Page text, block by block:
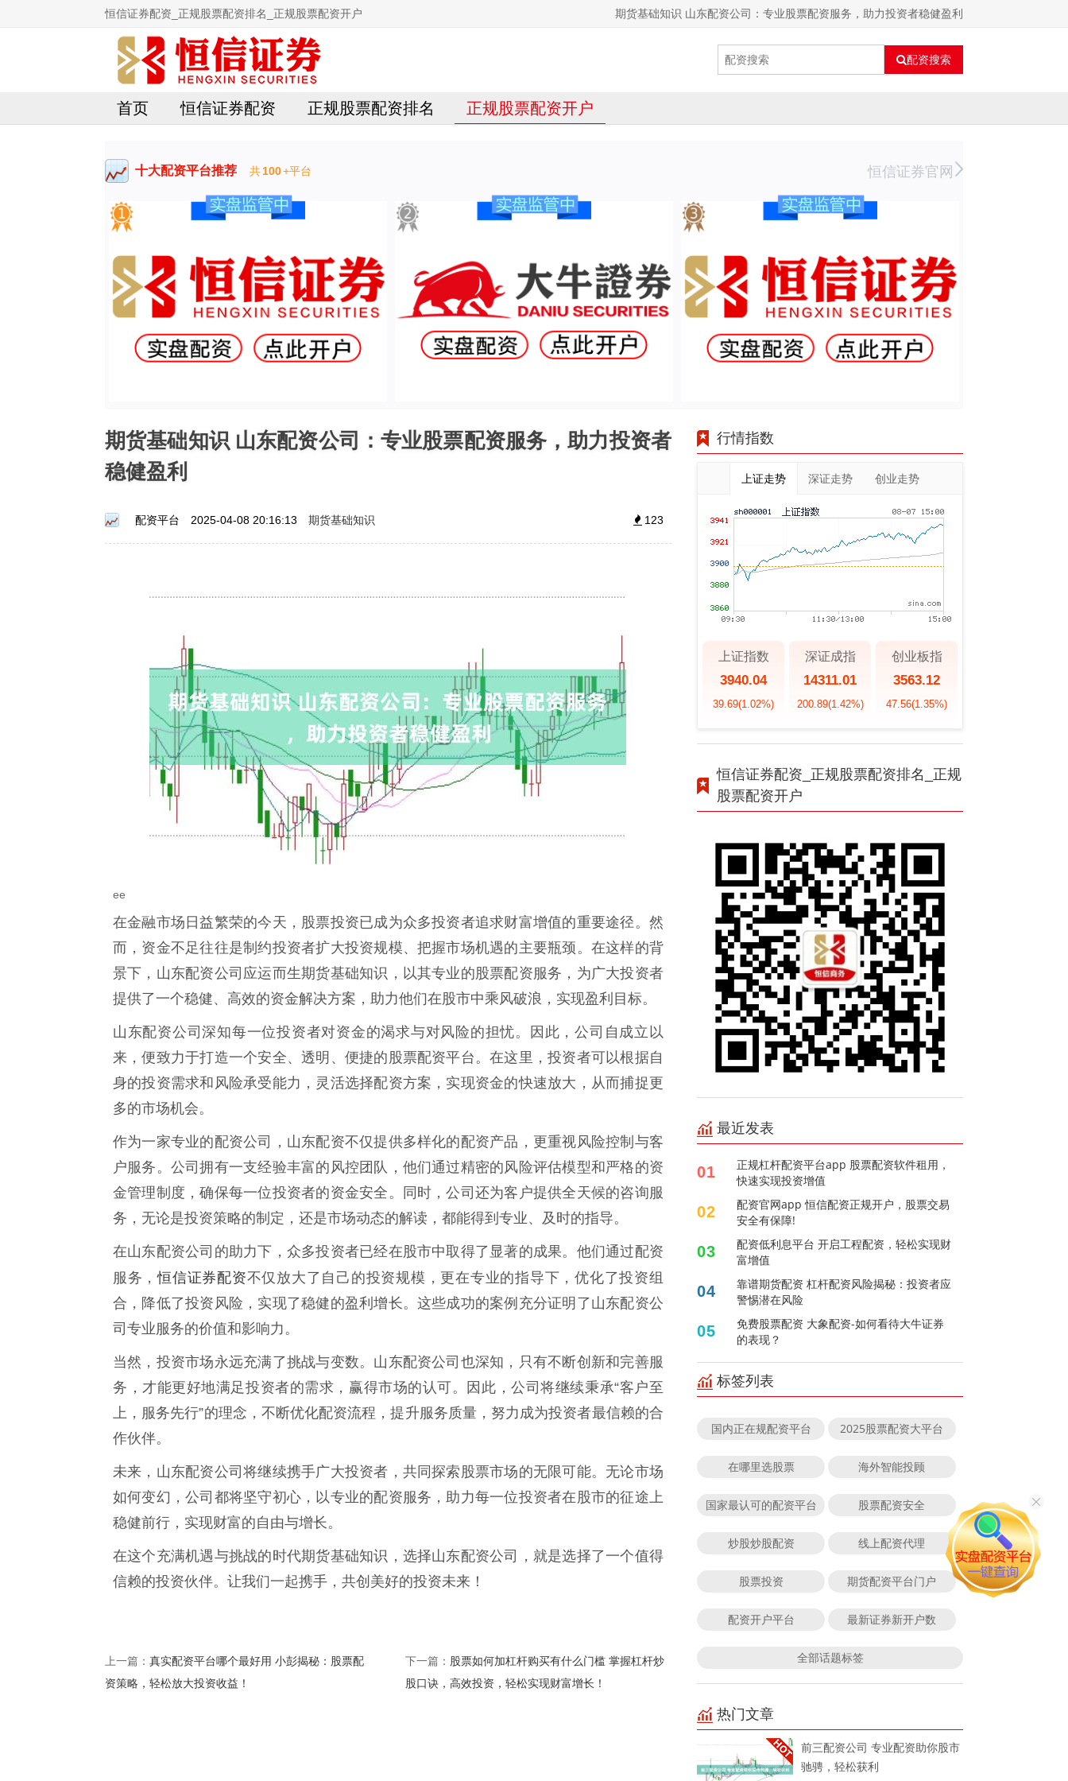
恒信证券配资_正规股票配资排名_正规股票配资开户 期货基础知识 山东配资公司：专业股票配资服务，助力投资者稳健盈利
配资搜索
首页 恒信证券配资 正规股票配资排名 正规股票配资开户
十大配资平台推荐 共100+平台 恒信证券官网
期货基础知识 山东配资公司：专业股票配资服务，助力投资者
稳健盈利
配资平台 2025-04-08 20:16:13 期货基础知识 123
ee
在金融市场日益繁荣的今天，股票投资已成为众多投资者追求财富增值的重要途径。然
而，资金不足往往是制约投资者扩大投资规模、把握市场机遇的主要瓶颈。在这样的背
景下，山东配资公司应运而生期货基础知识，以其专业的股票配资服务，为广大投资者
提供了一个稳健、高效的资金解决方案，助力他们在股市中乘风破浪，实现盈利目标。
山东配资公司深知每一位投资者对资金的渴求与对风险的担忧。因此，公司自成立以
来，便致力于打造一个安全、透明、便捷的股票配资平台。在这里，投资者可以根据自
身的投资需求和风险承受能力，灵活选择配资方案，实现资金的快速放大，从而捕捉更
多的市场机会。
作为一家专业的配资公司，山东配资不仅提供多样化的配资产品，更重视风险控制与客
户服务。公司拥有一支经验丰富的风控团队，他们通过精密的风险评估模型和严格的资
金管理制度，确保每一位投资者的资金安全。同时，公司还为客户提供全天候的咨询服
务，无论是投资策略的制定，还是市场动态的解读，都能得到专业、及时的指导。
在山东配资公司的助力下，众多投资者已经在股市中取得了显著的成果。他们通过配资
服务，恒信证券配资不仅放大了自己的投资规模，更在专业的指导下，优化了投资组
合，降低了投资风险，实现了稳健的盈利增长。这些成功的案例充分证明了山东配资公
司专业服务的价值和影响力。
当然，投资市场永远充满了挑战与变数。山东配资公司也深知，只有不断创新和完善服
务，才能更好地满足投资者的需求，赢得市场的认可。因此，公司将继续秉承“客户至
上，服务先行”的理念，不断优化配资流程，提升服务质量，努力成为投资者最信赖的合
作伙伴。
未来，山东配资公司将继续携手广大投资者，共同探索股票市场的无限可能。无论市场
如何变幻，公司都将坚守初心，以专业的配资服务，助力每一位投资者在股市的征途上
稳健前行，实现财富的自由与增长。
在这个充满机遇与挑战的时代期货基础知识，选择山东配资公司，就是选择了一个值得
信赖的投资伙伴。让我们一起携手，共创美好的投资未来！
上一篇： 真实配资平台哪个最好用 小彭揭秘：股票配
资策略，轻松放大投资收益！
下一篇： 股票如何加杠杆购买有什么门槛 掌握杠杆炒
股口诀，高效投资，轻松实现财富增长！
行情指数
上证走势 深证走势 创业走势
上证指数
3940.04
39.69(1.02%)
深证成指
14311.01
200.89(1.42%)
创业板指
3563.12
47.56(1.35%)
恒信证券配资_正规股票配资排名_正规
股票配资开户
最近发表
01
正规杠杆配资平台app 股票配资软件租用，
快速实现投资增值
02
配资官网app 恒信配资正规开户，股票交易
安全有保障!
03
配资低利息平台 开启工程配资，轻松实现财
富增值
04
靠谱期货配资 杠杆配资风险揭秘：投资者应
警惕潜在风险
05
免费股票配资 大象配资-如何看待大牛证券
的表现？
标签列表
国内正在规配资平台 2025股票配资大平台
在哪里选股票 海外智能投顾
国家最认可的配资平台 股票配资安全
炒股炒股配资 线上配资代理
股票投资 期货配资平台门户
配资开户平台 最新证券新开户数
全部话题标签
热门文章
前三配资公司 专业配资助你股市
驰骋，轻松获利